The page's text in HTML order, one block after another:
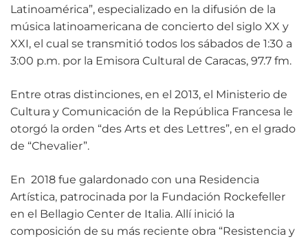
Latinoamérica”, especializado en la difusión de la
música latinoamericana de concierto del siglo XX y
XXI, el cual se transmitió todos los sábados de 1:30 a
3:00 p.m. por la Emisora Cultural de Caracas, 97.7 fm.
Entre otras distinciones, en el 2013, el Ministerio de
Cultura y Comunicación de la República Francesa le
otorgó la orden “des Arts et des Lettres”, en el grado
de “Chevalier”.
En 2018 fue galardonado con una Residencia
Artística, patrocinada por la Fundación Rockefeller
en el Bellagio Center de Italia. Allí inició la
composición de su más reciente obra “Resistencia y